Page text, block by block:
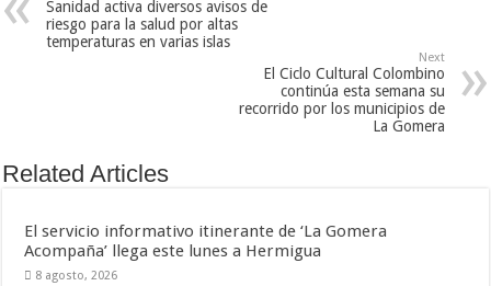
Sanidad activa diversos avisos de
riesgo para la salud por altas
temperaturas en varias islas
Next
El Ciclo Cultural Colombino
continúa esta semana su
recorrido por los municipios de
La Gomera
Related Articles
El servicio informativo itinerante de ‘La Gomera
Acompaña’ llega este lunes a Hermigua
8 agosto, 2026